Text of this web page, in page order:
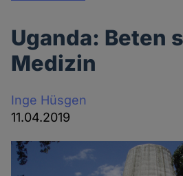
Uganda: Beten
Medizin
Inge Hüsgen
11.04.2019